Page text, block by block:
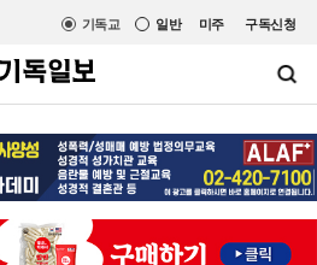
미주 구독신청
일반
기독교